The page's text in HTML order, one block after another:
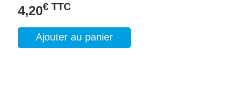
4,20€ TTC
Ajouter au panier